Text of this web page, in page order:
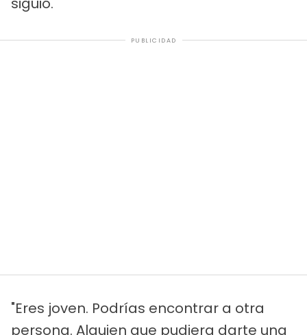
PUBLICIDAD
"Eres joven. Podrías encontrar a otra
persona. Alguien que pudiera darte una